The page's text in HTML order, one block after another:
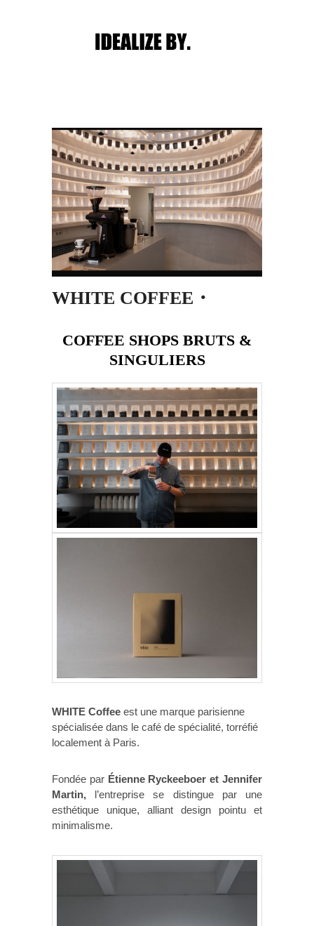
Post navigation
WHITE COFFEE・
COFFEE SHOPS BRUTS &
SINGULIERS
WHITE Coffee est une marque parisienne
spécialisée dans le café de spécialité, torréfié
localement à Paris.
Fondée par Étienne Ryckeeboer et Jennifer
Martin, l’entreprise se distingue par une
esthétique unique, alliant design pointu et
minimalisme.